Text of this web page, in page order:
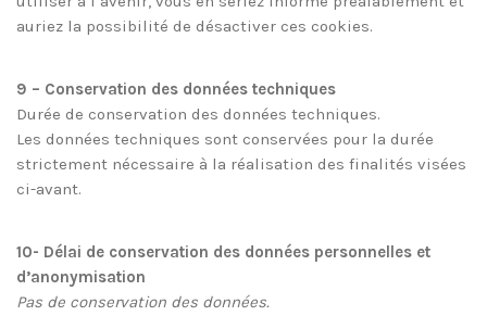
auriez la possibilité de désactiver ces cookies.
9 – Conservation des données techniques
Durée de conservation des données techniques.
Les données techniques sont conservées pour la durée
strictement nécessaire à la réalisation des finalités visées
ci-avant.
10- Délai de conservation des données personnelles et
d’anonymisation
Pas de conservation des données.